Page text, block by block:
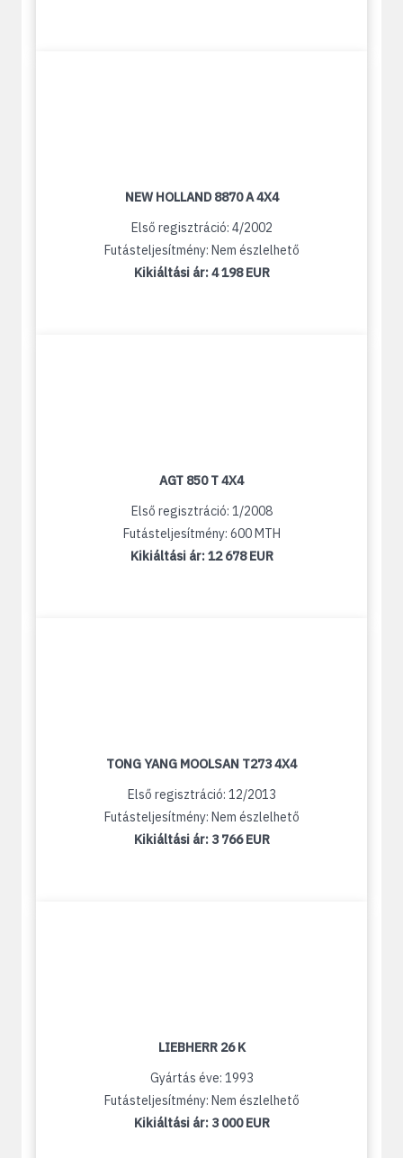
NEW HOLLAND 8870 A 4X4
Első regisztráció: 4/2002
Futásteljesítmény: Nem észlelhető
Kikiáltási ár:4 198 EUR
AGT 850 T 4X4
Első regisztráció: 1/2008
Futásteljesítmény: 600 MTH
Kikiáltási ár:12 678 EUR
TONG YANG MOOLSAN T273 4X4
Első regisztráció: 12/2013
Futásteljesítmény: Nem észlelhető
Kikiáltási ár: 3 766 EUR
LIEBHERR 26 K
Gyártás éve: 1993
Futásteljesítmény: Nem észlelhető
Kikiáltási ár: 3 000 EUR